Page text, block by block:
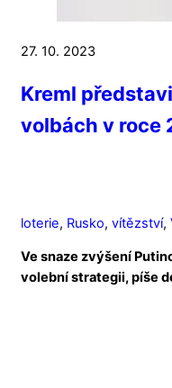
27. 10. 2023
Kreml
volbách v roce
loterie, Rusko, vítězství,
Ve snaze zvýšení
volební strategii, píše